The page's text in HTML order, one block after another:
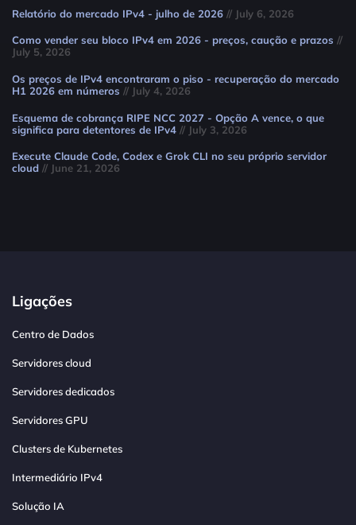
Relatório do mercado IPv4 - julho de 2026 // July 6, 2026
Como vender seu bloco IPv4 em 2026 - preços, caução e prazos //
July 5, 2026
Os preços de IPv4 encontraram o piso - recuperação do mercado
H1 2026 em números // July 4, 2026
Esquema de cobrança RIPE NCC 2027 - Opção A vence, o que
significa para detentores de IPv4 // July 3, 2026
Execute Claude Code, Codex e Grok CLI no seu próprio servidor
cloud // June 21, 2026
Ligações
Centro de Dados
Servidores cloud
Servidores dedicados
Servidores GPU
Clusters de Kubernetes
Intermediário IPv4
Solução IA